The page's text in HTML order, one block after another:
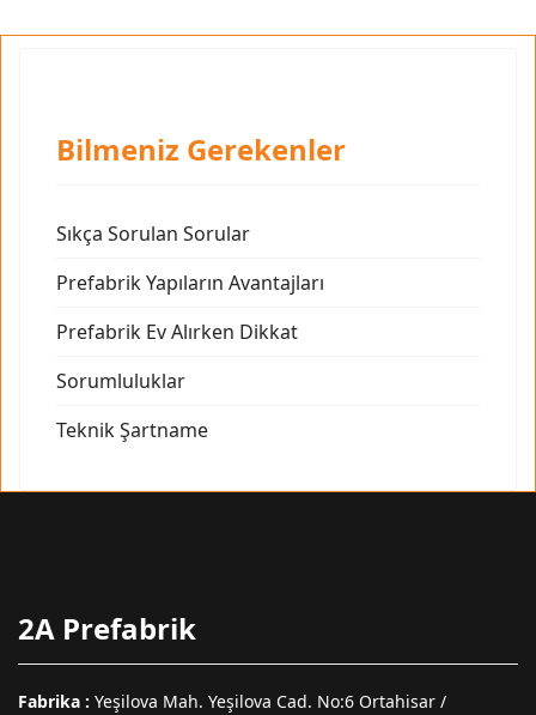
Bilmeniz Gerekenler
Sıkça Sorulan Sorular
Prefabrik Yapıların Avantajları
Prefabrik Ev Alırken Dikkat
Sorumluluklar
Teknik Şartname
2A Prefabrik
Fabrika : Yeşilova Mah. Yeşilova Cad. No:6 Ortahisar /